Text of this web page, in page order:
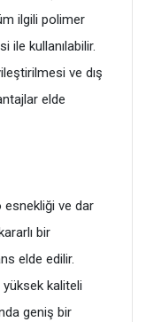
ilgili polimer
ile kullanılabilir.
ve dış
elde
ve dar
bir
elde edilir.
kaliteli
geniş bir